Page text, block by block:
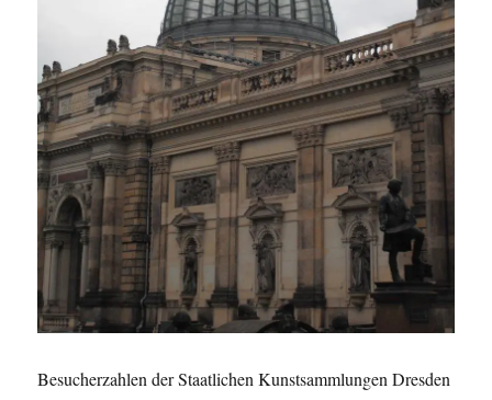
Besucherzahlen der Staatlichen Kunstsammlungen Dresden